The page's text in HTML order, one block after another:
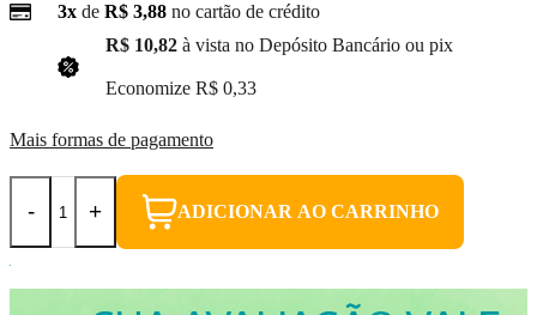
3x de R$ 3,88 no cartão de crédito
R$ 10,82 à vista no Depósito Bancário ou pix
Economize R$ 0,33
Mais formas de pagamento
- + ADICIONAR AO CARRINHO